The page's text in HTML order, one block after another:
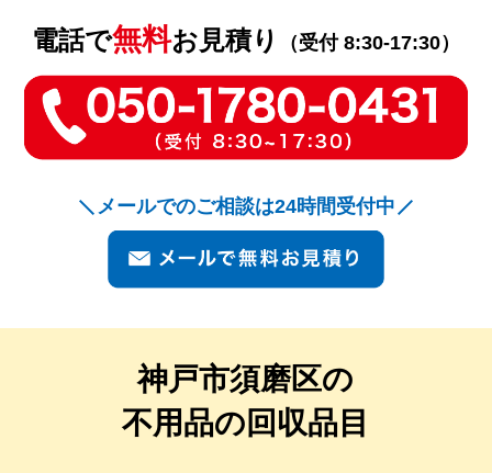
電話で無料お見積り （受付 8:30-17:30）
メールでのご相談は24時間受付中
神戸市須磨区の
不用品の回収品目